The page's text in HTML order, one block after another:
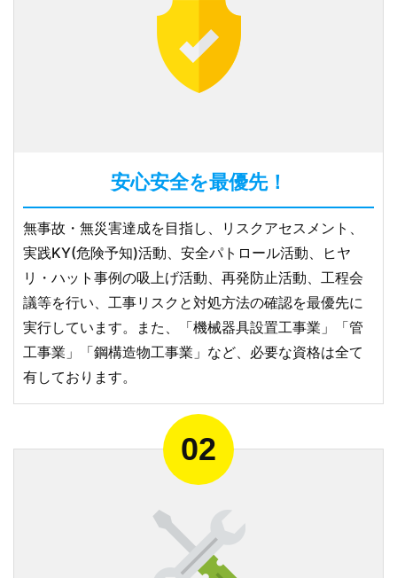
安心安全を最優先！
無事故・無災害達成を目指し、リスクアセスメント、
実践KY(危険予知)活動、安全パトロール活動、ヒヤ
リ・ハット事例の吸上げ活動、再発防止活動、工程会
議等を行い、工事リスクと対処方法の確認を最優先に
実行しています。また、「機械器具設置工事業」「管
工事業」「鋼構造物工事業」など、必要な資格は全て
有しております。